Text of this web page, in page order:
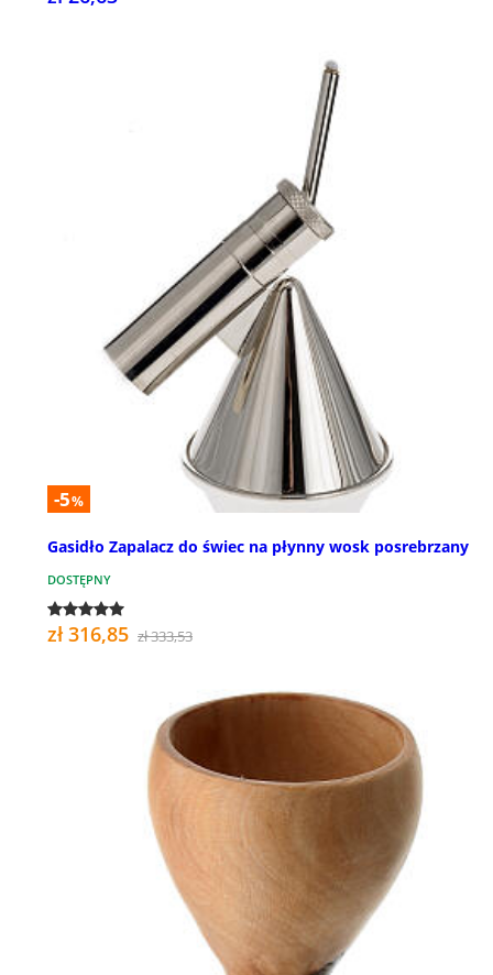
-5%
Gasidło Zapalacz do świec na płynny wosk posrebrzany
DOSTĘPNY
zł 316,85 zł 333,53